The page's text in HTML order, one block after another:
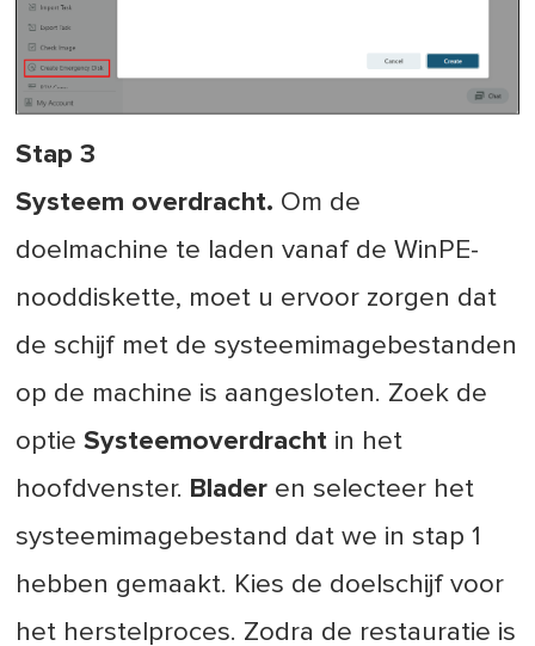
Stap 3
Systeem overdracht. Om de
doelmachine te laden vanaf de WinPE-
nooddiskette, moet u ervoor zorgen dat
de schijf met de systeemimagebestanden
op de machine is aangesloten. Zoek de
optieSysteemoverdracht in het
hoofdvenster. Blader en selecteer het
systeemimagebestand dat we in stap 1
hebben gemaakt. Kies de doelschijf voor
het herstelproces. Zodra de restauratie is